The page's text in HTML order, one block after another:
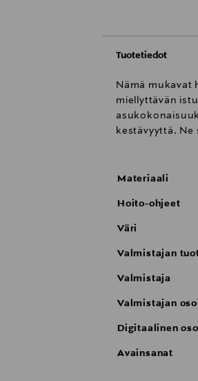
Tuotetiedot
Nämä mukavat
miellyttävän
kestävyyttä. Ne
Materiaali
Hoito-ohjeet
Väri
Valmistajan
Valmistaja
Valmistajan
Digitaalinen
Avainsanat